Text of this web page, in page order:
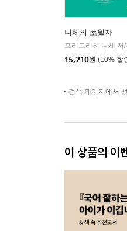
니체의 초월자
15,210원 (10% 할
검색 페이지에서
이 상품의 이